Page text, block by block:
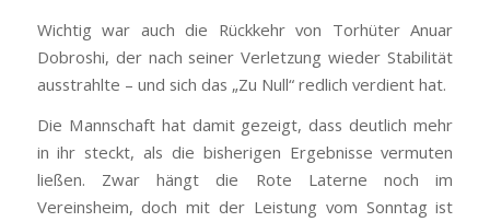
Wichtig war auch die Rückkehr von Torhüter Anuar
Dobroshi, der nach seiner Verletzung wieder Stabilität
ausstrahlte – und sich das „Zu Null“ redlich verdient hat.
Die Mannschaft hat damit gezeigt, dass deutlich mehr
in ihr steckt, als die bisherigen Ergebnisse vermuten
ließen. Zwar hängt die Rote Laterne noch im
Vereinsheim, doch mit der Leistung vom Sonntag ist